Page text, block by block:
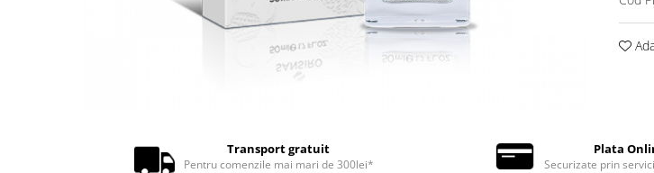
Transport gratuit
Pentru comenzile mai mari de 300lei*
Plata
Securizate prin